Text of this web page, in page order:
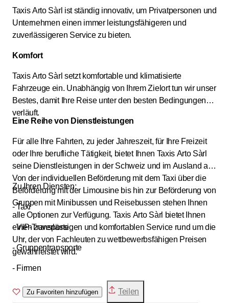
Taxis Arto Sàrl ist ständig innovativ, um Privatpersonen und
Unternehmen einen immer leistungsfähigeren und
zuverlässigeren Service zu bieten.
Komfort
Taxis Arto Sàrl setzt komfortable und klimatisierte
Fahrzeuge ein. Unabhängig von Ihrem Zielort tun wir unser
Bestes, damit Ihre Reise unter den besten Bedingungen
verläuft.
Eine Reihe von Dienstleistungen
Für alle Ihre Fahrten, zu jeder Jahreszeit, für Ihre Freizeit
oder Ihre berufliche Tätigkeit, bietet Ihnen Taxis Arto Sàrl
seine Dienstleistungen in der Schweiz und im Ausland an.
Von der individuellen Beförderung mit dem Taxi über die
Beförderung mit der Limousine bis hin zur Beförderung von
Gruppen mit Minibussen und Reisebussen stehen Ihnen
alle Optionen zur Verfügung. Taxis Arto Sàrl bietet Ihnen
einen zuverlässigen und komfortablen Service rund um die
Uhr, der von Fachleuten zu wettbewerbsfähigen Preisen
gewährleistet wird.
Zu Ihren Diensten:
- Taxi
- VIP-Transporte
- Gruppentransporte
- Firmen
Zu Favoriten hinzufügen Teilen